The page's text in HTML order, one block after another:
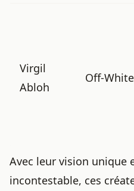
Virgil
Abloh
Off-White
Avec leur vision unique
incontestable, ces